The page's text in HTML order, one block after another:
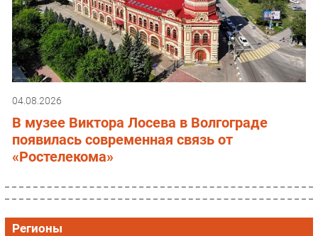
04.08.2026
В музее Виктора Лосева в Волгограде
появилась современная связь от
«Ростелекома»
Регионы